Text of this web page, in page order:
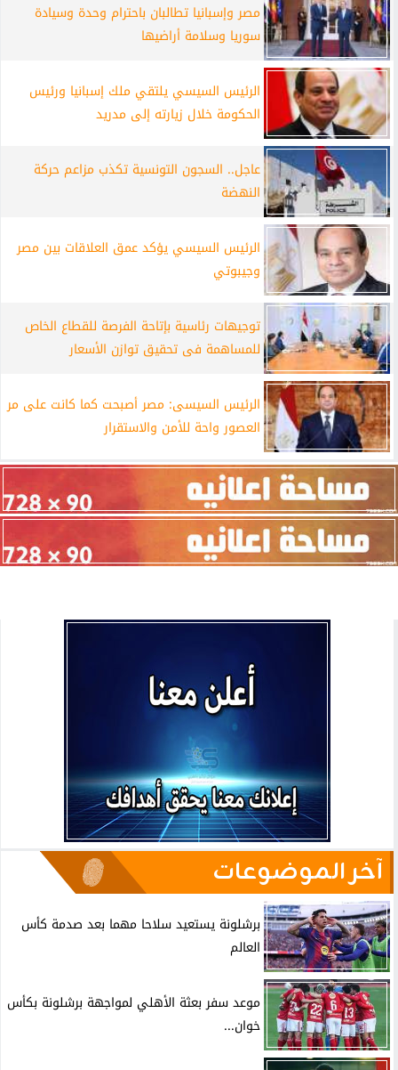
مصر وإسبانيا تطالبان باحترام وحدة وسيادة
سوريا وسلامة أراضيها
الرئيس السيسي يلتقي ملك إسبانيا ورئيس
الحكومة خلال زيارته إلى مدريد
عاجل.. السجون التونسية تكذب مزاعم حركة
النهضة
الرئيس السيسي يؤكد عمق العلاقات بين مصر
وجيبوتي
توجيهات رئاسية بإتاحة الفرصة للقطاع الخاص
للمساهمة فى تحقيق توازن الأسعار
الرئيس السيسى: مصر أصبحت كما كانت على مر
العصور واحة للأمن والاستقرار
آخر الموضوعات
برشلونة يستعيد سلاحا مهما بعد صدمة كأس
العالم
موعد سفر بعثة الأهلي لمواجهة برشلونة بكأس
خوان...